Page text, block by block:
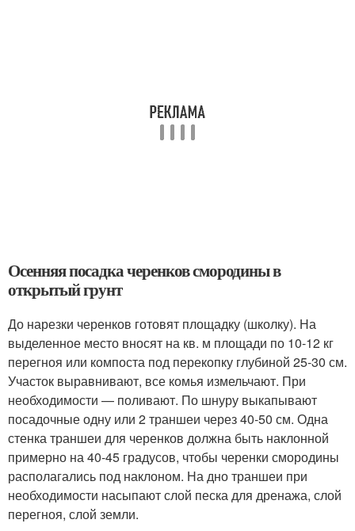
Осенняя посадка черенков смородины в
открытый грунт
До нарезки черенков готовят площадку (школку). На
выделенное место вносят на кв. м площади по 10-12 кг
перегноя или компоста под перекопку глубиной 25-30 см.
Участок выравнивают, все комья измельчают. При
необходимости — поливают. По шнуру выкапывают
посадочные одну или 2 траншеи через 40-50 см. Одна
стенка траншеи для черенков должна быть наклонной
примерно на 40-45 градусов, чтобы черенки смородины
располагались под наклоном. На дно траншеи при
необходимости насыпают слой песка для дренажа, слой
перегноя, слой земли.